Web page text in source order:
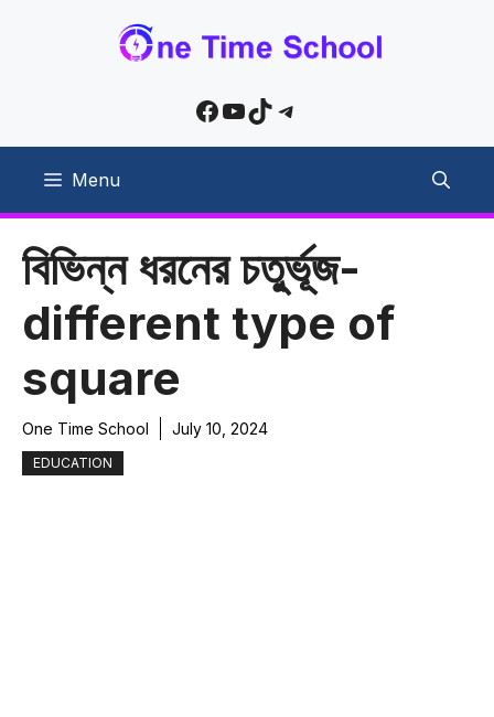
Facebook
YouTube
TikTokTelegram
Menu
বিভিন্ন ধরনের চতু্র্ভূজ-
different type of
square
One Time School July 10, 2024
EDUCATION